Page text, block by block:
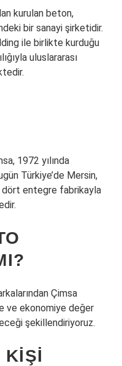
kurulan beton,
bir sanayi şirketidir.
ile birlikte kurduğu
uluslararası
1972 yılında
Türkiye’de Mersin,
dört entegre fabrikayla
Çimsa
ve ekonomiye değer
şekillendiriyoruz.
KIŞI